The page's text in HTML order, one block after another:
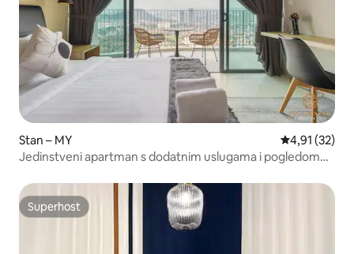
Stan – MY Prosječna
4,91 (32)
Jedinstveni apartman s dodatnim uslugama i pogledom
Superhost
Superhost